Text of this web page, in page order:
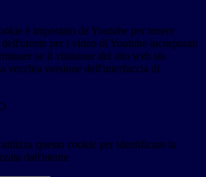
è impostato da Youtube per tenere
per i video di Youtube incorporati
se il visitatore del sito web sta
vecchia versione dell'interfaccia di
questo cookie per identificare la
dall'utente